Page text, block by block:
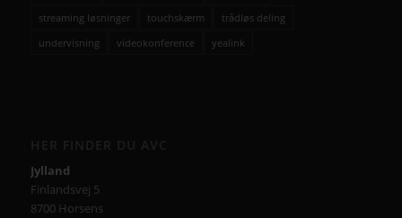
streaming løsninger
touchskærm
trådløs deling
undervisning
videokonference yealink
Jylland
Finlandsvej 5
8700 Horsens